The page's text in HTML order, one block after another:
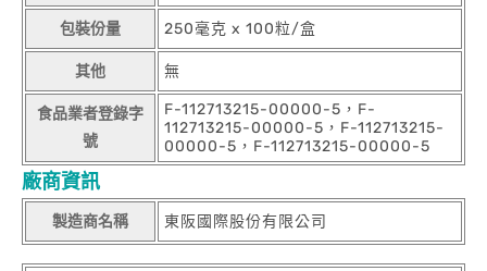
包裝份量 250毫克 x 100粒/盒
其他 無
食品業者登錄字
號
F-112713215-00000-5，F-
112713215-00000-5，F-112713215-
00000-5，F-112713215-00000-5
廠商資訊
製造商名稱 東阪國際股份有限公司